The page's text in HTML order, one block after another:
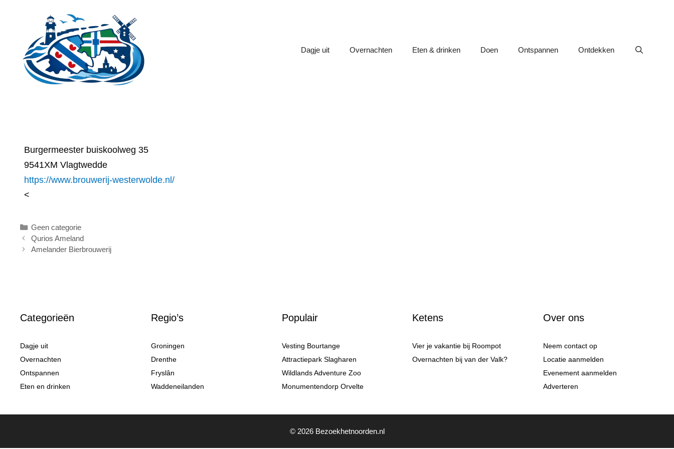
inhoud
Dagje uit Overnachten Eten & drinken Doen Ontspannen Ontdekken
Burgermeester buiskoolweg 35
9541XM Vlagtwedde
https://www.brouwerij-westerwolde.nl/
<
Categorieën
Geen categorie
Qurios Ameland
Amelander Bierbrouwerij
Categorieën
Dagje uit
Overnachten
Ontspannen
Eten en drinken
Regio’s
Groningen
Drenthe
Fryslân
Waddeneilanden
Populair
Vesting Bourtange
Attractiepark Slagharen
Wildlands Adventure Zoo
Monumentendorp Orvelte
Ketens
Vier je vakantie bij Roompot
Overnachten bij van der Valk?
Over ons
Neem contact op
Locatie aanmelden
Evenement aanmelden
Adverteren
© 2026 Bezoekhetnoorden.nl